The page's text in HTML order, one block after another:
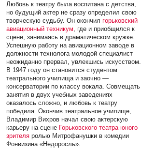
Любовь к театру была воспитана с детства,
но будущий актер не сразу определил свою
творческую судьбу. Он окончилгорьковский
авиационный техникум, где и приобщился к
сцене, занимаясь в драматическом кружке.
Успешную работу на авиационном заводе в
должности технолога молодой специалист
неожиданно прервал, увлекшись искусством.
В 1947 году он становится студентом
театрального училища и заочно —
консерватории по классу вокала. Совмещать
занятия в двух учебных заведениях
оказалось сложно, и любовь к театру
победила. Окончив театральное училище,
Владимир Вихров начал свою актерскую
карьеру на сцене Горьковского театра юного
зрителя ролью Митрофанушки в комедии
Фонвизина «Недоросль».